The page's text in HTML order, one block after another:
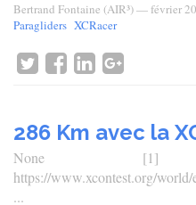
Bertrand Fontaine (AIR³)—février
Paragliders XCRacer
286 Km avec la
None
https://www.xcontest.org/
...